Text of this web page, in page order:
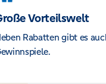
Vorteilswelt
Rabatten gibt es